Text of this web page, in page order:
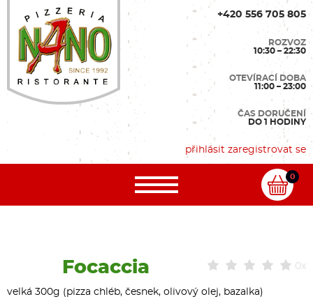
+420 556 705 805
ROZVOZ
10:30 – 22:30
OTEVÍRACÍ DOBA
11:00 – 23:00
ČAS DORUČENÍ
DO 1 HODINY
přihlásit zaregistrovat se
0
0x
Focaccia
velká 300g (pizza chléb, česnek, olivový olej, bazalka)